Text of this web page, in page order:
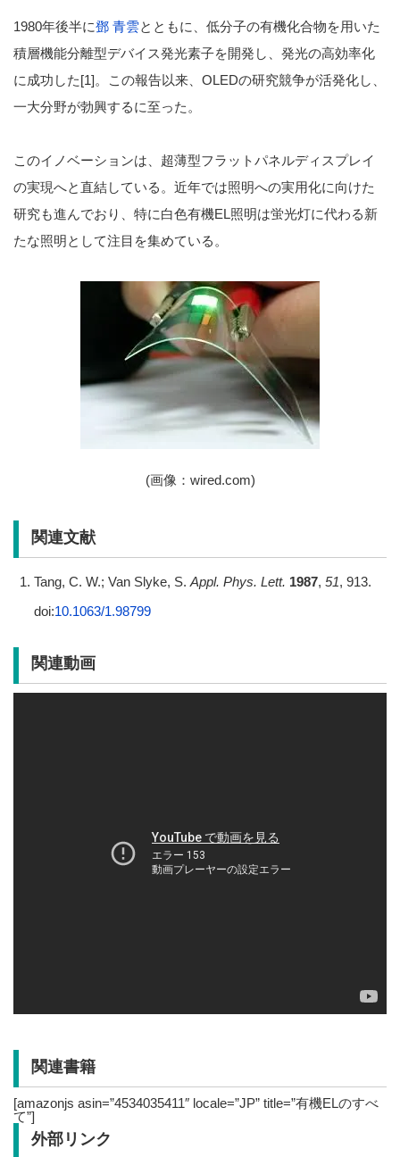
1980年後半に鄧 青雲とともに、低分子の有機化合物を用いた
積層機能分離型デバイス発光素子を開発し、発光の高効率化
に成功した[1]。この報告以来、OLEDの研究競争が活発化し、
一大分野が勃興するに至った。
このイノベーションは、超薄型フラットパネルディスプレイ
の実現へと直結している。近年では照明への実用化に向けた
研究も進んでおり、特に白色有機EL照明は蛍光灯に代わる新
たな照明として注目を集めている。
(画像：wired.com)
関連文献
Tang, C. W.; Van Slyke, S. Appl. Phys. Lett. 1987, 51, 913.
doi:10.1063/1.98799
関連動画
関連書籍
[amazonjs asin=”4534035411″ locale=”JP” title=”有機ELのすべ
て”]
外部リンク